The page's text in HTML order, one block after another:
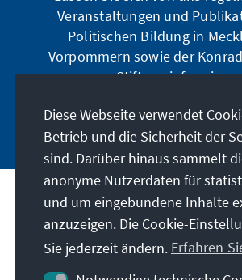
Veranstaltungen und
Politischen Bildung in
Vorpommern sowie der
Stiftung
Jetzt abonnieren
Anschrift
Kontakt
Diese Webseite verwendet
Betrieb und die Sicherheit der
sind. Darüber hinaus sammelt
anonyme Nutzerdaten für
und um eingebundene Inhalte
anzuzeigen. Die Cookie-
Sie jederzeit ändern. Erfahren